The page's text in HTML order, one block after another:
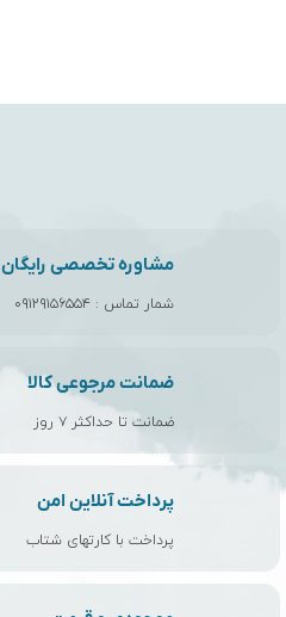
مشاوره تخصصی رایگان
شمار تماس : ۰۹۱۲۹۱۵۶۵۵۴
ضمانت مرجوعی کالا
ضمانت تا حداکثر ۷ روز
پرداخت آنلاین امن
پرداخت با کارتهای شتاب